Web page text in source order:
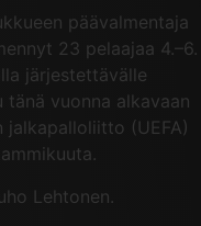
päävalmentaja
23 pelaajaa 4.–6.
järjestettävälle
tänä vuonna alkavaan
jalkapalloliitto (UEFA)
Lehtonen.